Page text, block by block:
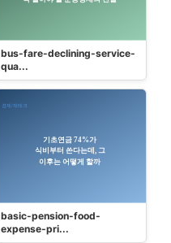
bus-fare-declining-service-
qua...
basic-pension-food-
expense-pri...